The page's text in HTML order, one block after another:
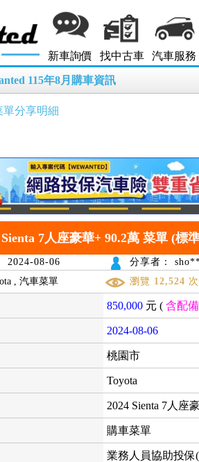
新車詢價 找中古車 汽車服務
115年8月購車資訊
單分享明細
7人座豪華+ 90.2萬 菜單 (標
2024-08-06
分享者：
, 汽車菜單
瀏覽 12,524 次
850,000 元 (含配備
2024-08-06
桃園市
Toyota
2024 Sienta 7人座
購車菜單
業務人員協助投保